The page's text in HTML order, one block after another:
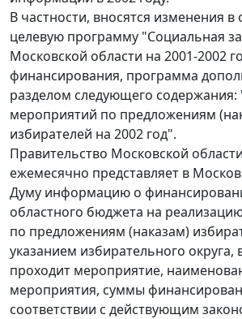
В частности, вносятся изменения в
целевую программу "Социальная
Московской области на 2001-2002
финансирования, программа
разделом следующего
мероприятий по предложениям
избирателей на 2002 год".
Правительство Московской
ежемесячно представляет в
Думу информацию о
областного бюджета на
по предложениям (наказам)
указанием избирательного округа,
проходит мероприятие,
мероприятия, суммы
соответствии с действующим